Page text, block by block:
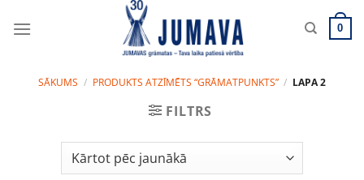
0
SĀKUMS / PRODUKTS ATZĪMĒTS “GRĀMATPUNKTS” / LAPA 2
FILTRS